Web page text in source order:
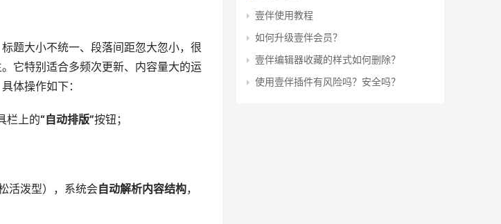
题大小不统一、段落间距忽大忽小，很
它特别适合多频次更新、内容量大的运
体操作如下：
栏上的“自动排版”按钮；
活泼型），系统会自动解析内容结构，
壹伴使用教程
如何升级壹伴会员？
壹伴编辑器收藏的样式如何删除？
使用壹伴插件有风险吗？安全吗？